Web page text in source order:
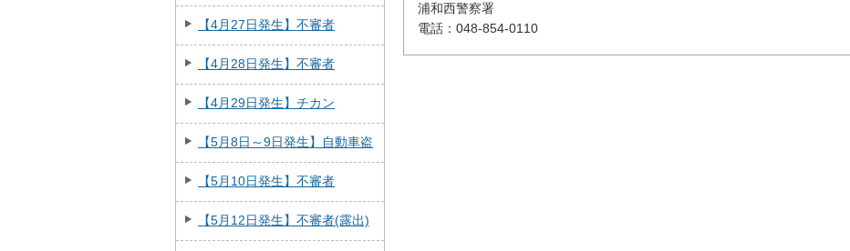
【4月27日発生】不審者
【4月28日発生】不審者
【4月29日発生】チカン
【5月8日～9日発生】自動車盗
【5月10日発生】不審者
【5月12日発生】不審者(露出)
浦和西警察署
電話：048-854-0110